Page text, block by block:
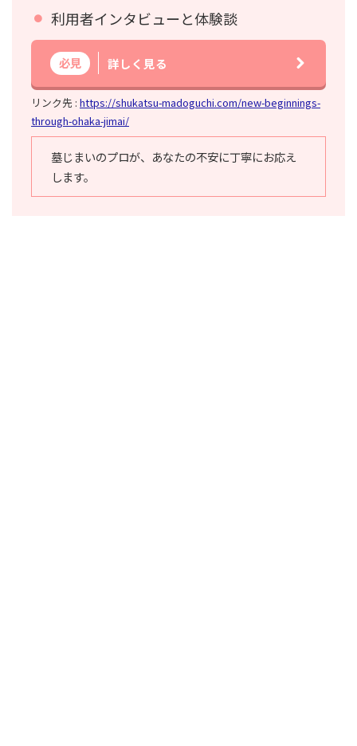
利用者インタビューと体験談
必見 詳しく見る
リンク先 : https://shukatsu-madoguchi.com/new-beginnings-
through-ohaka-jimai/
墓じまいのプロが、あなたの不安に丁寧にお応え
します。